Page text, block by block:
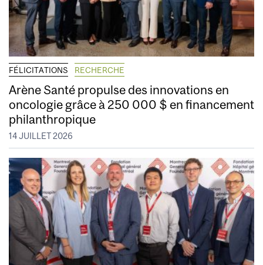
FÉLICITATIONS RECHERCHE
Arène Santé propulse des innovations en
oncologie grâce à 250 000 $ en financement
philanthropique
14 JUILLET 2026